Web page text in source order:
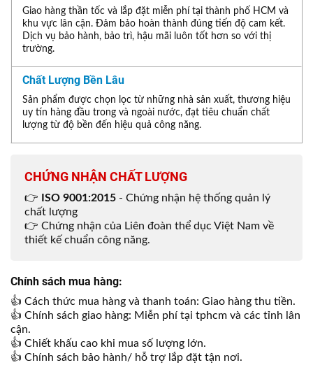
Giao hàng thần tốc và lắp đặt miễn phí tại thành phố HCM và
khu vực lân cận. Đảm bảo hoàn thành đúng tiến độ cam kết.
Dịch vụ bảo hành, bảo trì, hậu mãi luôn tốt hơn so với thị
trường.
Chất Lượng Bền Lâu
Sản phẩm được chọn lọc từ những nhà sản xuất, thương hiệu
uy tín hàng đầu trong và ngoài nước, đạt tiêu chuẩn chất
lượng từ độ bền đến hiệu quả công năng.
CHỨNG NHẬN CHẤT LƯỢNG
👉 ISO 9001:2015 - Chứng nhận hệ thống quản lý
chất lượng
👉 Chứng nhận của Liên đoàn thể dục Việt Nam về
thiết kế chuẩn công năng.
Chính sách mua hàng:
👍 Cách thức mua hàng và thanh toán: Giao hàng thu tiền.
👍 Chính sách giao hàng: Miễn phí tại tphcm và các tỉnh lân
cận.
👍 Chiết khấu cao khi mua số lượng lớn.
👍 Chính sách bảo hành/ hỗ trợ lắp đặt tận nơi.